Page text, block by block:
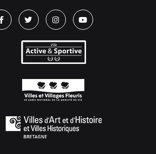
Lien vers le compte Facebook
Lien vers le compte Twitter
Lien vers le compte
Lien vers la chaîne